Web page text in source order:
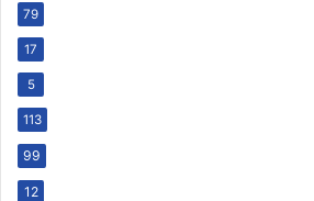
79
17
5
113
99
12